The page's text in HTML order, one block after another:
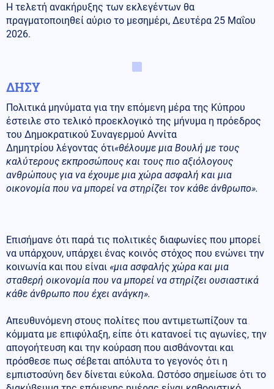
Η τελετή ανακήρυξης των εκλεγέντων θα
πραγματοποιηθεί αύριο το μεσημέρι, Δευτέρα 25 Μαΐου
2026.
ΔΗΣΥ
Πολιτικά μηνύματα για την επόμενη μέρα της Κύπρου
έστειλε στο τελικό προεκλογικό της μήνυμα η πρόεδρος
του Δημοκρατικού Συναγερμού Αννίτα
Δημητρίου λέγοντας ότι«θέλουμε μια Βουλή με τους
καλύτερους εκπροσώπους και τους πιο αξιόλογους
ανθρώπους για να έχουμε μια χώρα ασφαλή και μια
οικονομία που να μπορεί να στηρίζει τον κάθε άνθρωπο».
Επισήμανε ότι παρά τις πολιτικές διαφωνίες που μπορεί
να υπάρχουν, υπάρχει ένας κοινός στόχος που ενώνει την
κοινωνία και που είναι «μια ασφαλής χώρα και μια
σταθερή οικονομία που να μπορεί να στηρίζει ουσιαστικά
κάθε άνθρωπο που έχει ανάγκη».
Απευθυνόμενη στους πολίτες που αντιμετωπίζουν τα
κόμματα με επιφύλαξη, είπε ότι κατανοεί τις αγωνίες, την
απογοήτευση και την κούραση που αισθάνονται και
πρόσθεσε πως σέβεται απόλυτα το γεγονός ότι η
εμπιστοσύνη δεν δίνεται εύκολα. Ωστόσο σημείωσε ότι το